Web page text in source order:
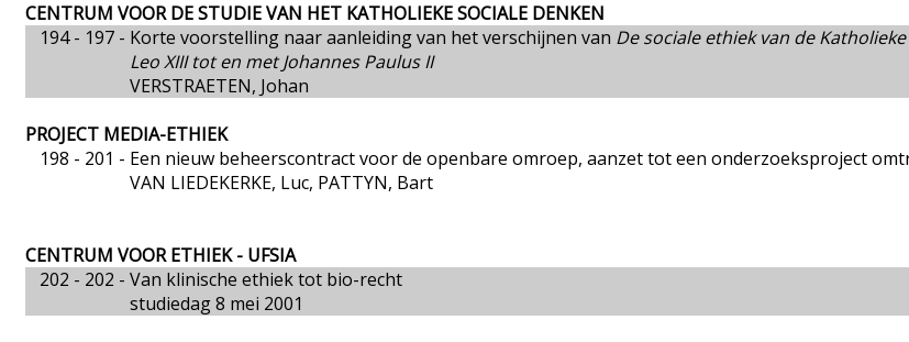
CENTRUM VOOR DE STUDIE VAN HET KATHOLIEKE SOCIALE DENKEN
194 - 197 - Korte voorstelling naar aanleiding van het verschijnen van De sociale ethiek van de
Leo XIII tot en met Johannes Paulus II
VERSTRAETEN, Johan
PROJECT MEDIA-ETHIEK
198 - 201 - Een nieuw beheerscontract voor de openbare omroep, aanzet tot een onderzoeksproject
VAN LIEDEKERKE, Luc, PATTYN, Bart
CENTRUM VOOR ETHIEK - UFSIA
202 - 202 - Van klinische ethiek tot bio-recht
studiedag 8 mei 2001